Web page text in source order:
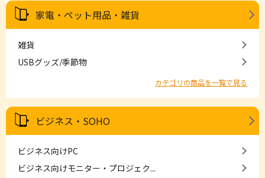
家電・ペット用品・雑貨
雑貨
USBグッズ/季節物
カテゴリの商品を一覧で見る
ビジネス・SOHO
ビジネス向けPC
ビジネス向けモニター・プロジェク...